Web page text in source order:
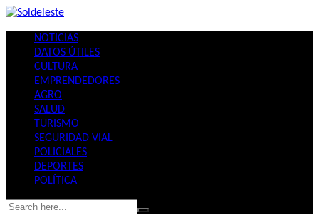
Skip
contentNOTICIAS
DATOS ÚTILES
CULTURA
EMPRENDEDORES
AGRO
SALUD
TURISMO
SEGURIDAD VIAL
POLICIALES
DEPORTES
POLÍTICA